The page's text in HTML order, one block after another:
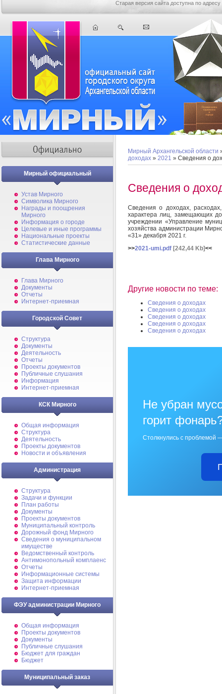
Старая версия сайта доступна по адресу
Мирный официальный
Устав Мирного
Символика Мирного
Награды и поощрения
Мирного
Информация о городе
Целевые и иные программы
Национальные проекты
Статистические данные
Глава Мирного
Глава Мирного
Документы
Отчеты
Интернет-приемная
Городской Совет
Структура
Документы
Деятельность
Отчеты
Проекты документов
Публичные слушания
Информация
Интернет-приемная
КСК Мирного
Общая информация
Структура
Деятельность
Проекты документов
Новости и объявления
Администрация
Структура
Задачи и функции
План работы
Документы
Проекты документов
Муниципальный контроль
Дорожный фонд Мирного
Cведения о муниципальном
имуществе
Ведомственный контроль
Антимонопольный комплаенс
Отчеты
Информационные системы
Защита информации
Интернет-приемная
ФЭУ администрации Мирного
Общая информация
Проекты документов
Документы
Публичные слушания
Бюджет для граждан
Бюджет
Муниципальный заказ
Мирный Архангельской области
доходах » 2021 » Сведения о
Сведения о
Сведения о доходах,
характера лиц, замещающих
учреждении «Управление
хозяйства администрации
«31» декабря 2021 г.
>>2021-umi.pdf [242,44 Kb]<<
Другие новости по теме:
Сведения о доходах
Сведения о доходах
Сведения о доходах
Сведения о доходах
Сведения о доходах
Не убран
горит
Столкнулись с проблемой